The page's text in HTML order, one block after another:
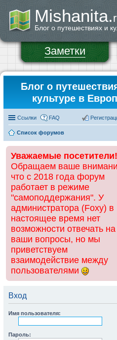
Mishanita.
Блог о путешествиях и
Заметки
Блог о
культуре в
Ссылки FAQ
Список форумов
Уважаемые посетители!
Обращаем ваше
что с 2018 года форум
работает в режиме
"самоподдержания". У
администратора (Foxy) в
настоящее время нет
возможности отвечать на
ваши вопросы, но мы
приветствуем
взаимодействие между
пользователями
Вход
Имя пользователя:
Пароль: